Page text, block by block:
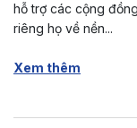
hỗ trợ các cộng
riêng họ về nền...
Xem thêm